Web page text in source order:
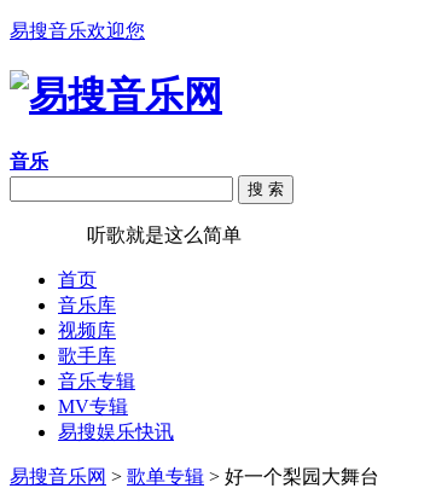
易搜音乐欢迎您
音乐
搜 索
听歌就是这么简单
首页
音乐库
视频库
歌手库
音乐专辑
MV专辑
易搜娱乐快讯
易搜音乐网 > 歌单专辑 > 好一个梨园大舞台